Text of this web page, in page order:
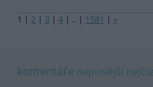
1 | 2 | 3 | 4 | .. | 1581 | »
komentáře nejnovější